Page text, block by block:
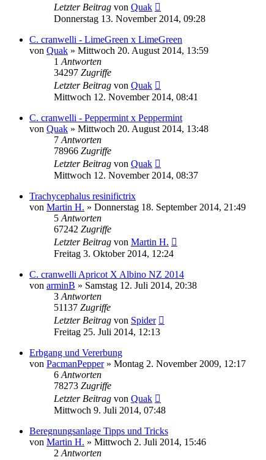
Letzter Beitrag von Quak
Donnerstag 13. November 2014, 09:28
C. cranwelli - LimeGreen x LimeGreen
von Quak » Mittwoch 20. August 2014, 13:59
1 Antworten
34297 Zugriffe
Letzter Beitrag von Quak
Mittwoch 12. November 2014, 08:41
C. cranwelli - Peppermint x Peppermint
von Quak » Mittwoch 20. August 2014, 13:48
7 Antworten
78966 Zugriffe
Letzter Beitrag von Quak
Mittwoch 12. November 2014, 08:37
Trachycephalus resinifictrix
von Martin H. » Donnerstag 18. September 2014, 21:49
5 Antworten
67242 Zugriffe
Letzter Beitrag von Martin H.
Freitag 3. Oktober 2014, 12:24
C. cranwelli Apricot X Albino NZ 2014
von arminB » Samstag 12. Juli 2014, 20:38
3 Antworten
51137 Zugriffe
Letzter Beitrag von Spider
Freitag 25. Juli 2014, 12:13
Erbgang und Vererbung
von PacmanPepper» Montag 2. November 2009, 12:17
6 Antworten
78273 Zugriffe
Letzter Beitrag von Quak
Mittwoch 9. Juli 2014, 07:48
Beregnungsanlage Tipps und Tricks
von Martin H. » Mittwoch 2. Juli 2014, 15:46
2 Antworten